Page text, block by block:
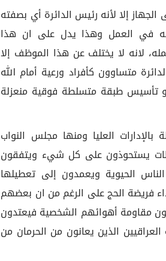
إلا لأنه رئيس الدائرة أي بصفته
في العمل وهذا يدل على ان هذا
لانه لا يختلف عن هذا الموظف إلا
متساوون كأفراد ورعية أمام الله
تأسيس طبقة متسلطة فوقية منعزلة
بالإدارات العليا ومنها مجلس النواب
يستحوذون على كل شيء ويتفقون
الحيوية ويعمدون إلى تعطيلها
فريضة الحج على الرغم من ان بعضهم
مقاومة أهوائهم الشخصية فيعتدون
الذين يعانون من الحرمان من